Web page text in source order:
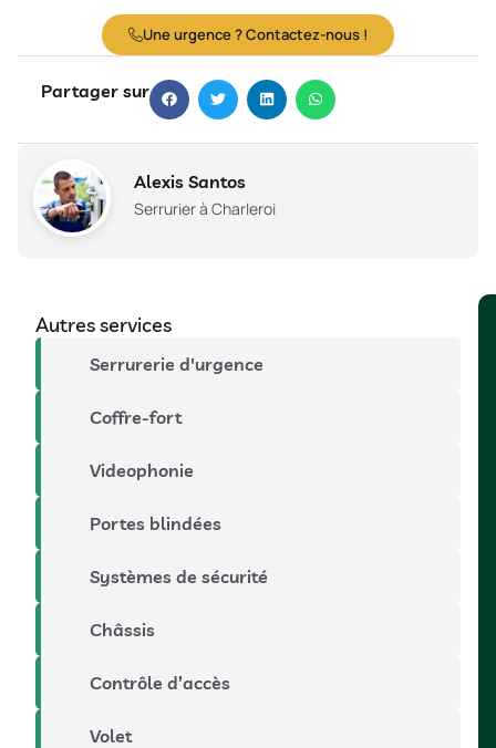
Une urgence ? Contactez-nous !
Partager sur
Alexis Santos
Serrurier à Charleroi
Autres services
Serrurerie d'urgence
Coffre-fort
Videophonie
Portes blindées
Systèmes de sécurité
Châssis
Contrôle d’accès
Volet